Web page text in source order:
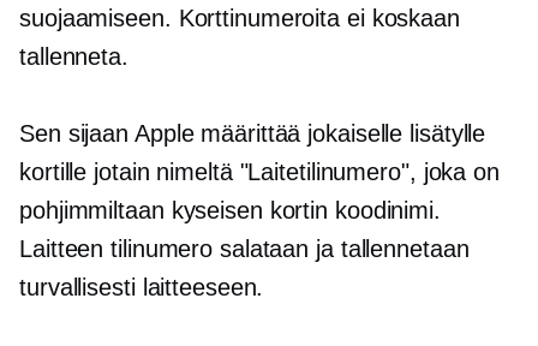
suojaamiseen. Korttinumeroita ei koskaan
tallenneta.
Sen sijaan Apple määrittää jokaiselle lisätylle
kortille jotain nimeltä "Laitetilinumero", joka on
pohjimmiltaan kyseisen kortin koodinimi.
Laitteen tilinumero salataan ja tallennetaan
turvallisesti laitteeseen.